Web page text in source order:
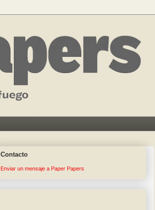
Contacto
Enviar un mensaje a Paper Papers